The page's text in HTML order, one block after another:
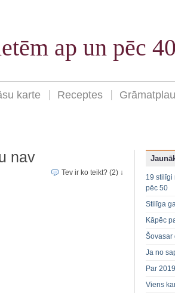
ap un pēc
karte Receptes
nav
Tev ir ko teikt? (2) ↓
19 stilīgi
pēc 50
Stilīga
Kāpēc
Šovasar
Ja no
Par
Viens